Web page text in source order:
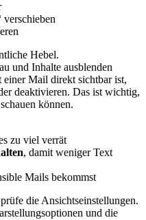
Hebel.
und Inhalte ausblenden
Mail direkt sichtbar ist,
deaktivieren. Das ist wichtig,
können.
zu viel verrät
, damit weniger Text
Mails bekommst
die Ansichtseinstellungen.
und die